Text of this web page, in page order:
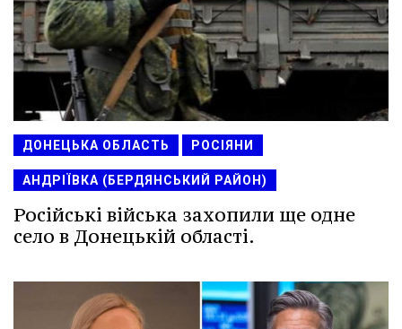
ДОНЕЦЬКА ОБЛАСТЬ РОСІЯНИ
АНДРІЇВКА (БЕРДЯНСЬКИЙ РАЙОН)
Російські війська захопили ще одне
село в Донецькій області.